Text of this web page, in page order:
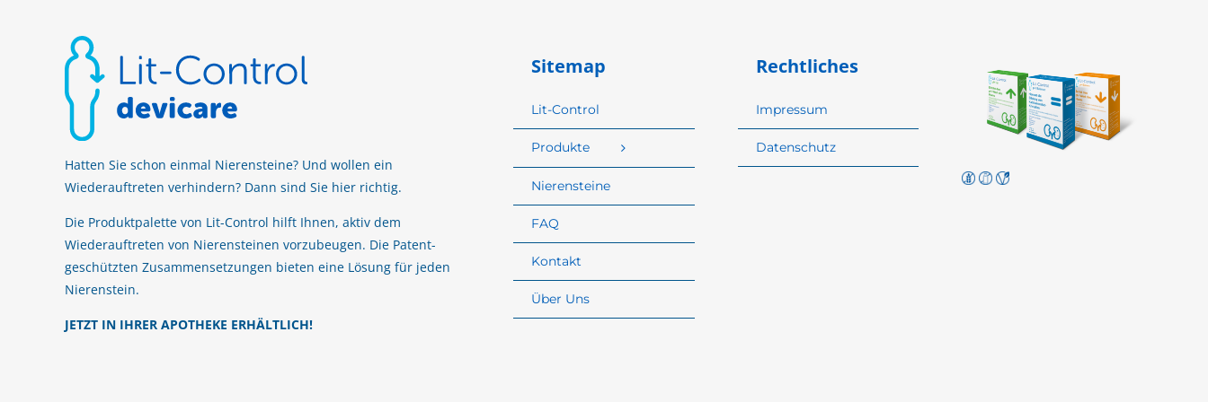
Hatten Sie schon einmal Nierensteine? Und wollen ein
Wiederauftreten verhindern? Dann sind Sie hier richtig.
Die Produktpalette von Lit-Control hilft Ihnen, aktiv dem
Wiederauftreten von Nierensteinen vorzubeugen. Die Patent-
geschützten Zusammensetzungen bieten eine Lösung für jeden
Nierenstein.
JETZT IN IHRER APOTHEKE ERHÄLTLICH!
Sitemap
Lit-Control
Produkte
Nierensteine
FAQ
Kontakt
Über Uns
Rechtliches
Impressum
Datenschutz